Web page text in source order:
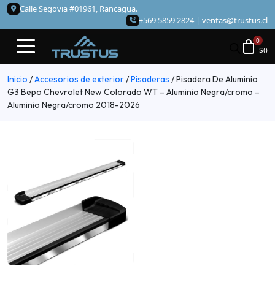
Calle Segovia #01961, Rancagua.
+569 5859 2824 | ventas@trustus.cl
$0
Inicio /Accesorios de exterior/Pisaderas /Pisadera De Aluminio
G3 Bepo Chevrolet New Colorado WT – Aluminio Negra/cromo –
Aluminio Negra/cromo 2018-2026